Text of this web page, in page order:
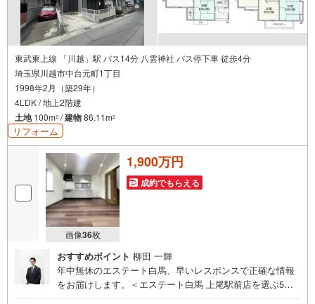
東武東上線 「川越」駅 バス14分 八雲神社 バス停下車 徒歩4分
埼玉県川越市中台元町1丁目
1998年2月（築29年）
4LDK / 地上2階建
土地100m2 /建物86.11m2
リフォーム
画像36枚
1,900万円
成約でもらえる
おすすめポイント 柳田 一輝
年中無休のエステート白馬、早いレスポンスで正確な情報
をお届けします。＜エステート白馬 上尾駅前店を選ぶ5つ